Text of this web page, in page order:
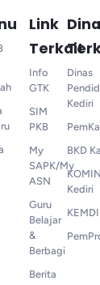
Link
Terkait
Info
GTK
SIM
PKB
My
SAPK/My
ASN
Guru
Belajar
&
Berbagi
Berita
Dinas
Kediri
BKD
Kediri